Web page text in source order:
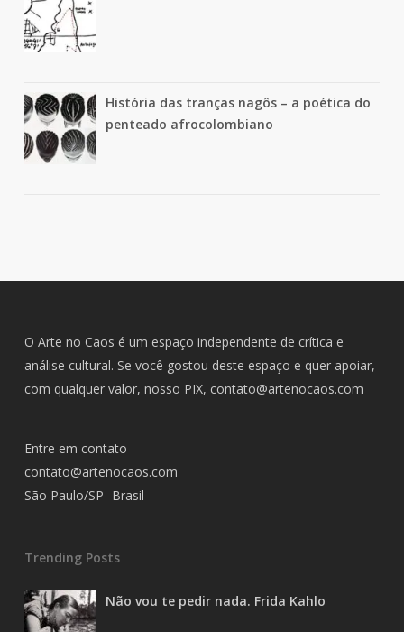
História das tranças nagôs – a poética do
penteado afrocolombiano
O Arte no Caos é um espaço independente de crítica e
análise cultural. Se você gostou deste espaço e quer apoiar,
com qualquer valor, nosso PIX, contato@artenocaos.com
Entre em contato
contato@artenocaos.com
São Paulo/SP- Brasil
Trending Posts
Não vou te pedir nada. Frida Kahlo